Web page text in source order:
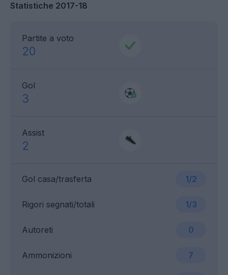
Statistiche 2017-18
Partite a voto
20
Gol
3
Assist
2
Gol casa/trasferta 1/2
Ammonizioni 7
Rigori segnati/totali 1/3
Autoreti 0